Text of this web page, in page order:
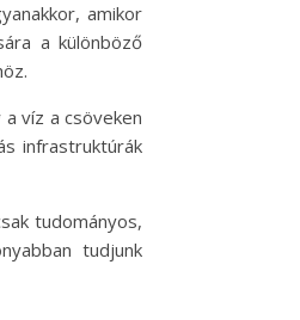
amikor
a különböző
víz a csöveken
infrastruktúrák
tudományos,
tudjunk